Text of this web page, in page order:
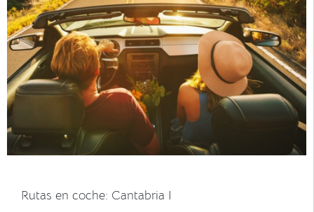
Rutas en coche: Cantabria I